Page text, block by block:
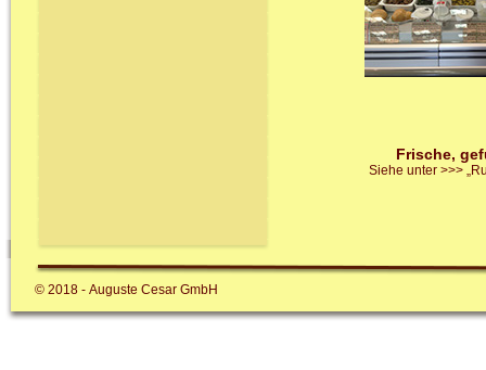
Frische,
Siehe unter >>> „
© 2018 - Auguste Cesar GmbH